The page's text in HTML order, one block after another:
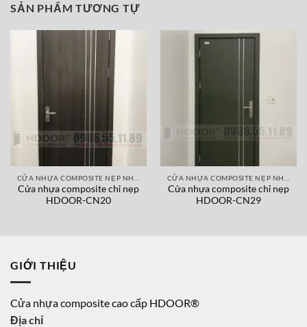
SẢN PHẨM TƯƠNG TỰ
Cửa nhựa composite chỉ nẹp
HDOOR-CN20
Cửa nhựa composite chỉ nẹp
HDOOR-CN29
GIỚI THIỆU
Cửa nhựa composite cao cấp HDOOR®
Địa chỉ